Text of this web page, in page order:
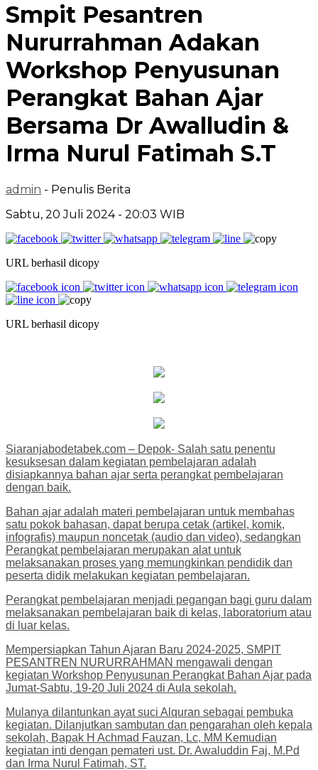
Smpit Pesantren
Nururrahman Adakan
Workshop Penyusunan
Perangkat Bahan Ajar
Bersama Dr Awalludin &
Irma Nurul Fatimah S.T
admin - Penulis Berita
Sabtu, 20 Juli 2024 - 20:03 WIB
URL berhasil dicopy
URL berhasil dicopy
Siaranjabodetabek.com – Depok- Salah satu penentu
kesuksesan dalam kegiatan pembelajaran adalah
disiapkannya bahan ajar serta perangkat pembelajaran
dengan baik.
Bahan ajar adalah materi pembelajaran untuk membahas
satu pokok bahasan, dapat berupa cetak (artikel, komik,
infografis) maupun noncetak (audio dan video), sedangkan
Perangkat pembelajaran merupakan alat untuk
melaksanakan proses yang memungkinkan pendidik dan
peserta didik melakukan kegiatan pembelajaran.
Perangkat pembelajaran menjadi pegangan bagi guru dalam
melaksanakan pembelajaran baik di kelas, laboratorium atau
di luar kelas.
Mempersiapkan Tahun Ajaran Baru 2024-2025, SMPIT
PESANTREN NURURRAHMAN mengawali dengan
kegiatan Workshop Penyusunan Perangkat Bahan Ajar pada
Jumat-Sabtu, 19-20 Juli 2024 di Aula sekolah.
Mulanya dilantunkan ayat suci Alquran sebagai pembuka
kegiatan. Dilanjutkan sambutan dan pengarahan oleh kepala
sekolah, Bapak H Achmad Fauzan, Lc, MM Kemudian
kegiatan inti dengan pemateri ust. Dr. Awaluddin Faj, M.Pd
dan Irma Nurul Fatimah, ST.